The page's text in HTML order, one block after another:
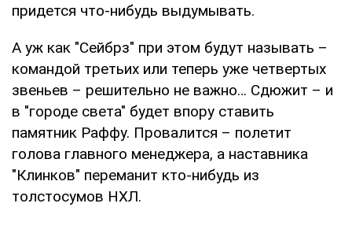
придется что-нибудь выдумывать.
А уж как "Сейбрз" при этом будут называть –
командой третьих или теперь уже четвертых
звеньев – решительно не важно… Сдюжит – и
в "городе света" будет впору ставить
памятник Раффу. Провалится – полетит
голова главного менеджера, а наставника
"Клинков" переманит кто-нибудь из
толстосумов НХЛ.